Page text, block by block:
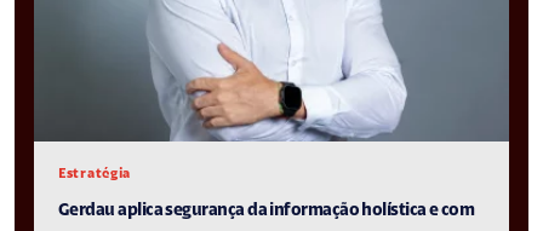
Estratégia
Gerdau aplica segurança da informação holística e com